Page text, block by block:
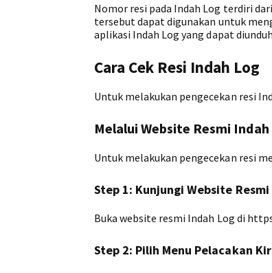
Nomor resi pada Indah Log terdiri
tersebut dapat digunakan untuk
aplikasi Indah Log yang dapat
Cara Cek Resi Indah Log
Untuk melakukan pengecekan resi
Melalui Website Resmi
Untuk melakukan pengecekan resi
Step 1: Kunjungi Website
Buka website resmi Indah Log di
Step 2: Pilih Menu Pelacakan